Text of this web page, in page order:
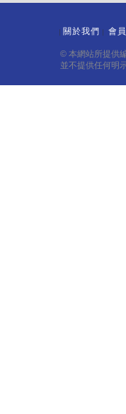
關於我們 會
© 本網站所提供
並不提供任何明